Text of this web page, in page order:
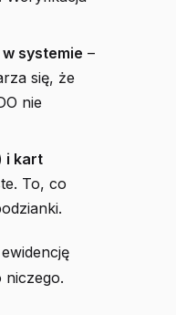
systemie –
się, że
nie
i kart
To, co
niczego.